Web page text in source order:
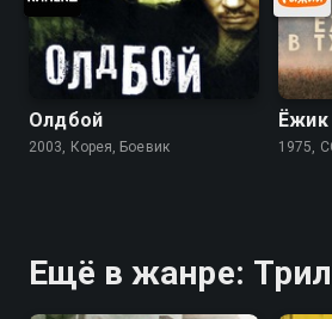
Олдбой
2003, Корея, Боевик
Ёжик
1975,
Ещё в жанре: